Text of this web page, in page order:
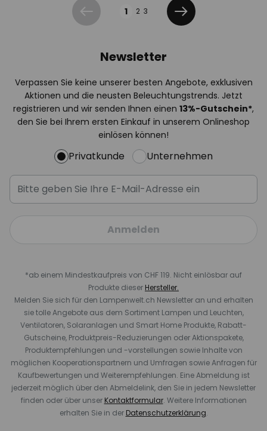
Zurück 1 2 3
Weiter
Newsletter
Verpassen Sie keine unserer besten Angebote, exklusiven
Aktionen und die neusten Beleuchtungstrends. Jetzt
registrieren und wir senden Ihnen einen 13%-Gutschein*,
den Sie bei Ihrem ersten Einkauf in unserem Onlineshop
einlösen können!
Privatkunde Unternehmen
Anmelden
*ab einem Mindestkaufpreis von CHF 119. Nicht einlösbar auf
Produkte dieser Hersteller.
Melden Sie sich für den Lampenwelt.ch Newsletter an und erhalten
sie tolle Angebote aus dem Sortiment Lampen und Leuchten,
Ventilatoren, Solaranlagen und Smart Home Produkte, Rabatt-
Gutscheine, Produktpreis-Reduzierungen oder Aktionspakete,
Produktempfehlungen und -vorstellungen sowie Inhalte von
möglichen Kooperationspartnern und Umfragen sowie Anfragen für
Kaufbewertungen und Weiterempfehlungen. Eine Abmeldung ist
jederzeit möglich über den Abmeldelink, den Sie in jedem Newsletter
finden oder über unser Kontaktformular. Weitere Informationen
erhalten Sie in der Datenschutzerklärung.